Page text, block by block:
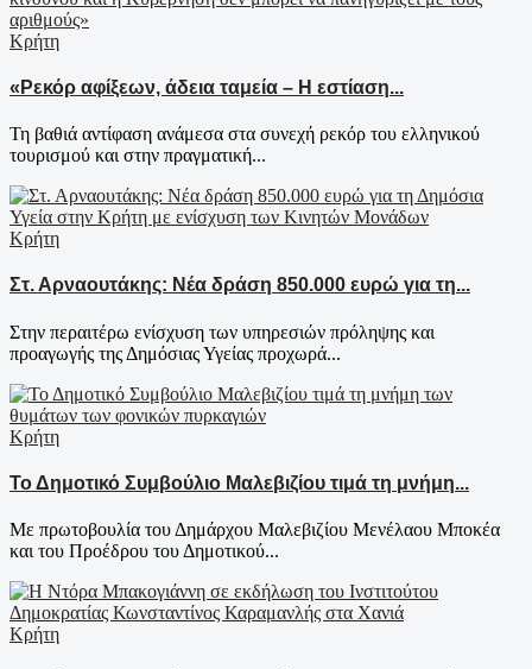
Κρήτη
«Ρεκόρ αφίξεων, άδεια ταμεία – Η εστίαση...
Τη βαθιά αντίφαση ανάμεσα στα συνεχή ρεκόρ του ελληνικού
τουρισμού και στην πραγματική...
Κρήτη
Στ. Αρναουτάκης: Νέα δράση 850.000 ευρώ για τη...
Στην περαιτέρω ενίσχυση των υπηρεσιών πρόληψης και
προαγωγής της Δημόσιας Υγείας προχωρά...
Κρήτη
Το Δημοτικό Συμβούλιο Μαλεβιζίου τιμά τη μνήμη...
Με πρωτοβουλία του Δημάρχου Μαλεβιζίου Μενέλαου Μποκέα
και του Προέδρου του Δημοτικού...
Κρήτη